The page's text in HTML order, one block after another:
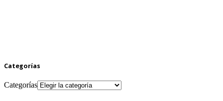
Categorías
Categorías